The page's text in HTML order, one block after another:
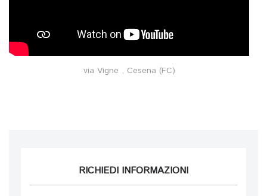
via Vigne , Cesena (FC)
RICHIEDI INFORMAZIONI